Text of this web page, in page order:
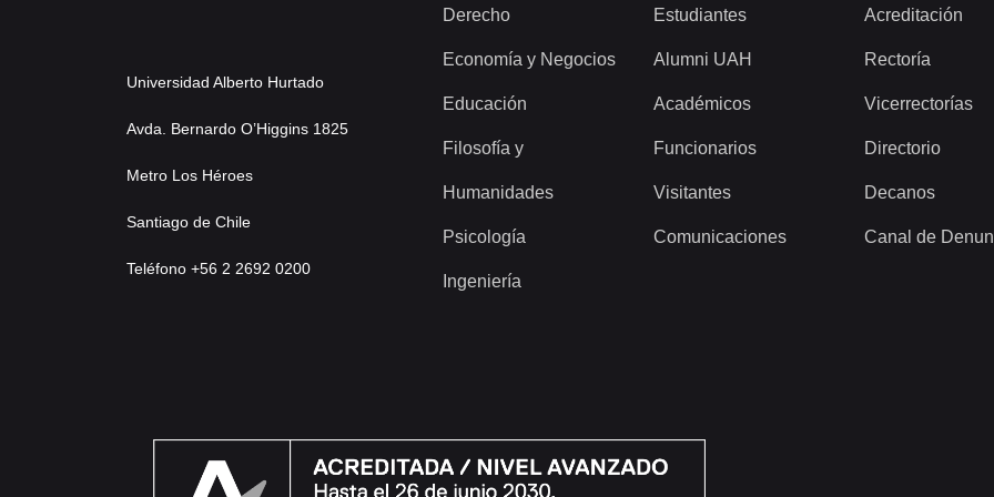
Universidad Alberto Hurtado
Avda. Bernardo O’Higgins 1825
Metro Los Héroes
Santiago de Chile
Teléfono +56 2 2692 0200
Derecho
Economía y Negocios
Educación
Filosofía y
Humanidades
Psicología
Ingeniería
Estudiantes
Alumni UAH
Académicos
Funcionarios
Visitantes
Comunicaciones
Acreditación
Rectoría
Vicerrectorías
Directorio
Decanos
Canal de